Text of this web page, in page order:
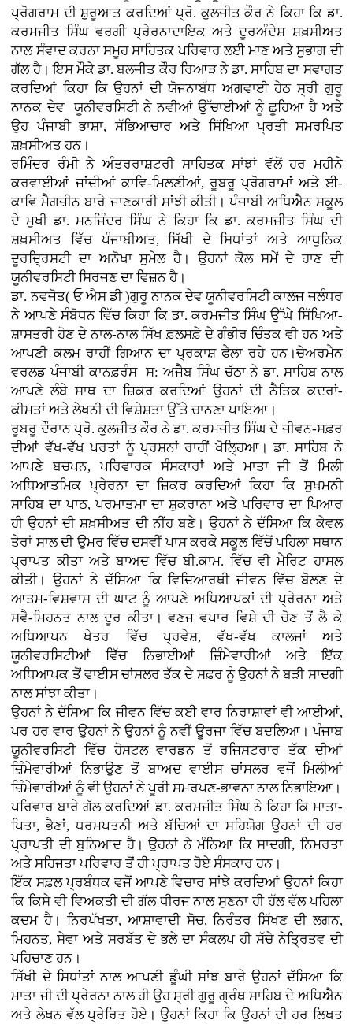
ਪ੍ਰੋਗਰਾਮ ਦੀ ਸ਼ੁਰੂਆਤ ਕਰਦਿਆਂ ਪ੍ਰੋ. ਕੁਲਜੀਤ ਕੌਰ ਨੇ ਕਿਹਾ ਕਿ ਡਾ.
ਕਰਮਜੀਤ ਸਿੰਘ ਵਰਗੀ ਪ੍ਰੇਰਨਾਦਾਇਕ ਅਤੇ ਦੂਰਅੰਦੇਸ਼ ਸ਼ਖ਼ਸੀਅਤ
ਨਾਲ ਸੰਵਾਦ ਕਰਨਾ ਸਮੂਹ ਸਾਹਿਤਕ ਪਰਿਵਾਰ ਲਈ ਮਾਣ ਅਤੇ ਸੁਭਾਗ ਦੀ
ਗੱਲ ਹੈ। ਇਸ ਮੌਕੇ ਡਾ. ਬਲਜੀਤ ਕੌਰ ਰਿਆੜ ਨੇ ਡਾ. ਸਾਹਿਬ ਦਾ ਸਵਾਗਤ
ਕਰਦਿਆਂ ਕਿਹਾ ਕਿ ਉਹਨਾਂ ਦੀ ਯੋਜਨਾਬੱਧ ਅਗਵਾਈ ਹੇਠ ਸ੍ਰੀ ਗੁਰੂ
ਨਾਨਕ ਦੇਵ ਯੂਨੀਵਰਸਿਟੀ ਨੇ ਨਵੀਆਂ ਉੱਚਾਈਆਂ ਨੂੰ ਛੂਹਿਆ ਹੈ ਅਤੇ
ਉਹ ਪੰਜਾਬੀ ਭਾਸ਼ਾ, ਸੱਭਿਆਚਾਰ ਅਤੇ ਸਿੱਖਿਆ ਪ੍ਰਤੀ ਸਮਰਪਿਤ
ਸ਼ਖ਼ਸੀਅਤ ਹਨ।
ਰਮਿੰਦਰ ਰੰਮੀ ਨੇ ਅੰਤਰਰਾਸ਼ਟਰੀ ਸਾਹਿਤਕ ਸਾਂਝਾਂ ਵੱਲੋਂ ਹਰ ਮਹੀਨੇ
ਕਰਵਾਈਆਂ ਜਾਂਦੀਆਂ ਕਾਵਿ-ਮਿਲਣੀਆਂ, ਰੂਬਰੂ ਪ੍ਰੋਗਰਾਮਾਂ ਅਤੇ ਈ-
ਕਾਵਿ ਮੈਗਜ਼ੀਨ ਬਾਰੇ ਜਾਣਕਾਰੀ ਸਾਂਝੀ ਕੀਤੀ। ਪੰਜਾਬੀ ਅਧਿਐਨ ਸਕੂਲ
ਦੇ ਮੁਖੀ ਡਾ. ਮਨਜਿੰਦਰ ਸਿੰਘ ਨੇ ਕਿਹਾ ਕਿ ਡਾ. ਕਰਮਜੀਤ ਸਿੰਘ ਦੀ
ਸ਼ਖ਼ਸੀਅਤ ਵਿੱਚ ਪੰਜਾਬੀਅਤ, ਸਿੱਖੀ ਦੇ ਸਿਧਾਂਤਾਂ ਅਤੇ ਆਧੁਨਿਕ
ਦੂਰਦ੍ਰਿਸ਼ਟੀ ਦਾ ਅਨੋਖਾ ਸੁਮੇਲ ਹੈ। ਉਹਨਾਂ ਕੋਲ ਸਮੇਂ ਦੇ ਹਾਣ ਦੀ
ਯੂਨੀਵਰਸਿਟੀ ਸਿਰਜਣ ਦਾ ਵਿਜ਼ਨ ਹੈ।
ਡਾ. ਨਵਜੋਤ( ਓ ਐਸ ਡੀ )ਗੁਰੂ ਨਾਨਕ ਦੇਵ ਯੂਨੀਵਰਸਿਟੀ ਕਾਲਜ ਜਲੰਧਰ
ਨੇ ਆਪਣੇ ਸੰਬੋਧਨ ਵਿੱਚ ਕਿਹਾ ਕਿ ਡਾ. ਕਰਮਜੀਤ ਸਿੰਘ ਉੱਘੇ ਸਿੱਖਿਆ-
ਸ਼ਾਸਤਰੀ ਹੋਣ ਦੇ ਨਾਲ-ਨਾਲ ਸਿੱਖ ਫ਼ਲਸਫ਼ੇ ਦੇ ਗੰਭੀਰ ਚਿੰਤਕ ਵੀ ਹਨ ਅਤੇ
ਆਪਣੀ ਕਲਮ ਰਾਹੀਂ ਗਿਆਨ ਦਾ ਪ੍ਰਕਾਸ਼ ਫੈਲਾ ਰਹੇ ਹਨ।ਚੇਅਰਮੈਨ
ਵਰਲਡ ਪੰਜਾਬੀ ਕਾਨਫ਼ਰੰਸ ਸ: ਅਜੈਬ ਸਿੰਘ ਚੱਠਾ ਨੇ ਡਾ. ਸਾਹਿਬ ਨਾਲ
ਆਪਣੇ ਲੰਬੇ ਸਾਥ ਦਾ ਜ਼ਿਕਰ ਕਰਦਿਆਂ ਉਹਨਾਂ ਦੀ ਨੈਤਿਕ ਕਦਰਾਂ-
ਕੀਮਤਾਂ ਅਤੇ ਲੇਖਨੀ ਦੀ ਵਿਸ਼ੇਸ਼ਤਾ ਉੱਤੇ ਚਾਨਣਾ ਪਾਇਆ।
ਰੂਬਰੂ ਦੌਰਾਨ ਪ੍ਰੋ. ਕੁਲਜੀਤ ਕੌਰ ਨੇ ਡਾ. ਕਰਮਜੀਤ ਸਿੰਘ ਦੇ ਜੀਵਨ-ਸਫ਼ਰ
ਦੀਆਂ ਵੱਖ-ਵੱਖ ਪਰਤਾਂ ਨੂੰ ਪ੍ਰਸ਼ਨਾਂ ਰਾਹੀਂ ਖੋਲ੍ਹਿਆ। ਡਾ. ਸਾਹਿਬ ਨੇ
ਆਪਣੇ ਬਚਪਨ, ਪਰਿਵਾਰਕ ਸੰਸਕਾਰਾਂ ਅਤੇ ਮਾਤਾ ਜੀ ਤੋਂ ਮਿਲੀ
ਅਧਿਆਤਮਿਕ ਪ੍ਰੇਰਨਾ ਦਾ ਜ਼ਿਕਰ ਕਰਦਿਆਂ ਕਿਹਾ ਕਿ ਸੁਖਮਨੀ
ਸਾਹਿਬ ਦਾ ਪਾਠ, ਪਰਮਾਤਮਾ ਦਾ ਸ਼ੁਕਰਾਨਾ ਅਤੇ ਪਰਿਵਾਰ ਦਾ ਪਿਆਰ
ਹੀ ਉਹਨਾਂ ਦੀ ਸ਼ਖ਼ਸੀਅਤ ਦੀ ਨੀਂਹ ਬਣੇ। ਉਹਨਾਂ ਨੇ ਦੱਸਿਆ ਕਿ ਕੇਵਲ
ਤੇਰਾਂ ਸਾਲ ਦੀ ਉਮਰ ਵਿੱਚ ਦਸਵੀਂ ਪਾਸ ਕਰਕੇ ਸਕੂਲ ਵਿੱਚੋਂ ਪਹਿਲਾ ਸਥਾਨ
ਪ੍ਰਾਪਤ ਕੀਤਾ ਅਤੇ ਬਾਅਦ ਵਿੱਚ ਬੀ.ਕਾਮ. ਵਿੱਚ ਵੀ ਮੈਰਿਟ ਹਾਸਲ
ਕੀਤੀ। ਉਹਨਾਂ ਨੇ ਦੱਸਿਆ ਕਿ ਵਿਦਿਆਰਥੀ ਜੀਵਨ ਵਿੱਚ ਬੋਲਣ ਦੇ
ਆਤਮ-ਵਿਸ਼ਵਾਸ ਦੀ ਘਾਟ ਨੂੰ ਆਪਣੇ ਅਧਿਆਪਕਾਂ ਦੀ ਪ੍ਰੇਰਨਾ ਅਤੇ
ਸਵੈ-ਮਿਹਨਤ ਨਾਲ ਦੂਰ ਕੀਤਾ। ਵਣਜ ਵਪਾਰ ਵਿਸ਼ੇ ਦੀ ਚੋਣ ਤੋਂ ਲੈ ਕੇ
ਅਧਿਆਪਨ ਖੇਤਰ ਵਿੱਚ ਪ੍ਰਵੇਸ਼, ਵੱਖ-ਵੱਖ ਕਾਲਜਾਂ ਅਤੇ
ਯੂਨੀਵਰਸਿਟੀਆਂ ਵਿੱਚ ਨਿਭਾਈਆਂ ਜ਼ਿੰਮੇਵਾਰੀਆਂ ਅਤੇ ਇੱਕ
ਅਧਿਆਪਕ ਤੋਂ ਵਾਈਸ ਚਾਂਸਲਰ ਤੱਕ ਦੇ ਸਫ਼ਰ ਨੂੰ ਉਹਨਾਂ ਨੇ ਬੜੀ ਸਾਦਗੀ
ਨਾਲ ਸਾਂਝਾ ਕੀਤਾ।
ਉਹਨਾਂ ਨੇ ਦੱਸਿਆ ਕਿ ਜੀਵਨ ਵਿੱਚ ਕਈ ਵਾਰ ਨਿਰਾਸ਼ਾਵਾਂ ਵੀ ਆਈਆਂ,
ਪਰ ਹਰ ਵਾਰ ਉਹਨਾਂ ਨੇ ਉਹਨਾਂ ਨੂੰ ਨਵੀਂ ਊਰਜਾ ਵਿੱਚ ਬਦਲਿਆ। ਪੰਜਾਬ
ਯੂਨੀਵਰਸਿਟੀ ਵਿੱਚ ਹੋਸਟਲ ਵਾਰਡਨ ਤੋਂ ਰਜਿਸਟਰਾਰ ਤੱਕ ਦੀਆਂ
ਜ਼ਿੰਮੇਵਾਰੀਆਂ ਨਿਭਾਉਣ ਤੋਂ ਬਾਅਦ ਵਾਈਸ ਚਾਂਸਲਰ ਵਜੋਂ ਮਿਲੀਆਂ
ਜ਼ਿੰਮੇਵਾਰੀਆਂ ਨੂੰ ਵੀ ਉਹਨਾਂ ਨੇ ਪੂਰੀ ਸਮਰਪਣ-ਭਾਵਨਾ ਨਾਲ ਨਿਭਾਇਆ।
ਪਰਿਵਾਰ ਬਾਰੇ ਗੱਲ ਕਰਦਿਆਂ ਡਾ. ਕਰਮਜੀਤ ਸਿੰਘ ਨੇ ਕਿਹਾ ਕਿ ਮਾਤਾ-
ਪਿਤਾ, ਭੈਣਾਂ, ਧਰਮਪਤਨੀ ਅਤੇ ਬੱਚਿਆਂ ਦਾ ਸਹਿਯੋਗ ਉਹਨਾਂ ਦੀ ਹਰ
ਪ੍ਰਾਪਤੀ ਦੀ ਬੁਨਿਆਦ ਹੈ। ਉਹਨਾਂ ਨੇ ਮੰਨਿਆ ਕਿ ਸਾਦਗੀ, ਨਿਮਰਤਾ
ਅਤੇ ਸਹਿਜਤਾ ਪਰਿਵਾਰ ਤੋਂ ਹੀ ਪ੍ਰਾਪਤ ਹੋਏ ਸੰਸਕਾਰ ਹਨ।
ਇੱਕ ਸਫ਼ਲ ਪ੍ਰਬੰਧਕ ਵਜੋਂ ਆਪਣੇ ਵਿਚਾਰ ਸਾਂਝੇ ਕਰਦਿਆਂ ਉਹਨਾਂ ਕਿਹਾ
ਕਿ ਕਿਸੇ ਵੀ ਵਿਅਕਤੀ ਦੀ ਗੱਲ ਧੀਰਜ ਨਾਲ ਸੁਣਨਾ ਹੀ ਹੱਲ ਵੱਲ ਪਹਿਲਾ
ਕਦਮ ਹੈ। ਨਿਰਪੱਖਤਾ, ਆਸ਼ਾਵਾਦੀ ਸੋਚ, ਨਿਰੰਤਰ ਸਿੱਖਣ ਦੀ ਲਗਨ,
ਮਿਹਨਤ, ਸੇਵਾ ਅਤੇ ਸਰਬੱਤ ਦੇ ਭਲੇ ਦਾ ਸੰਕਲਪ ਹੀ ਸੱਚੇ ਨੇਤ੍ਰਿਤਵ ਦੀ
ਪਹਿਚਾਣ ਹਨ।
ਸਿੱਖੀ ਦੇ ਸਿਧਾਂਤਾਂ ਨਾਲ ਆਪਣੀ ਡੂੰਘੀ ਸਾਂਝ ਬਾਰੇ ਉਹਨਾਂ ਦੱਸਿਆ ਕਿ
ਮਾਤਾ ਜੀ ਦੀ ਪ੍ਰੇਰਨਾ ਨਾਲ ਹੀ ਉਹ ਸ੍ਰੀ ਗੁਰੂ ਗ੍ਰੰਥ ਸਾਹਿਬ ਦੇ ਅਧਿਐਨ
ਅਤੇ ਲੇਖਨ ਵੱਲ ਪ੍ਰੇਰਿਤ ਹੋਏ। ਉਹਨਾਂ ਕਿਹਾ ਕਿ ਉਹਨਾਂ ਦੀ ਹਰ ਲਿਖਤ